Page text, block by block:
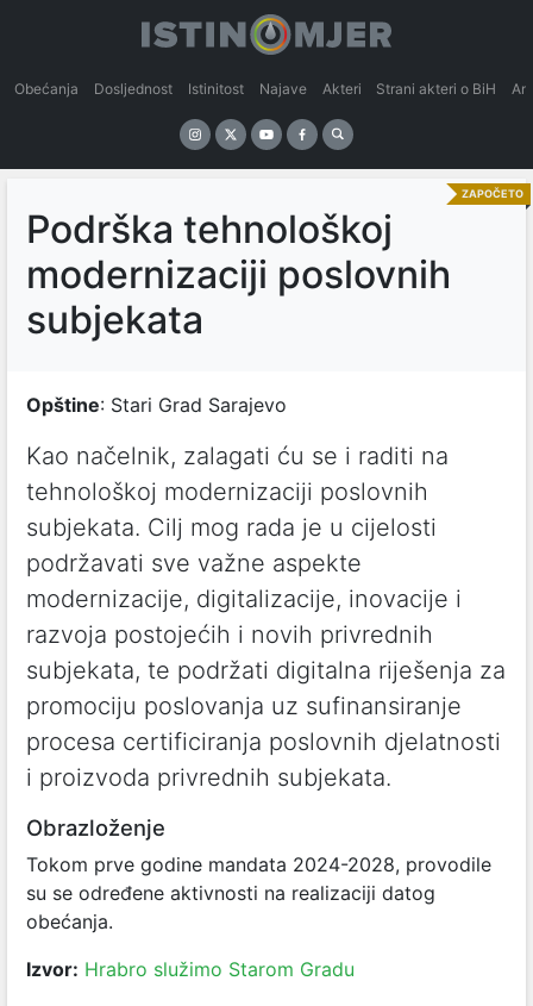
Obećanja Dosljednost Istinitost Najave Akteri Strani akteri o BiH
ZAPOČETO
Podrška tehnološkoj
modernizaciji poslovnih
subjekata
Opštine: Stari Grad Sarajevo
Kao načelnik, zalagati ću se i raditi na
tehnološkoj modernizaciji poslovnih
subjekata. Cilj mog rada je u cijelosti
podržavati sve važne aspekte
modernizacije, digitalizacije, inovacije i
razvoja postojećih i novih privrednih
subjekata, te podržati digitalna riješenja za
promociju poslovanja uz sufinansiranje
procesa certificiranja poslovnih djelatnosti
i proizvoda privrednih subjekata.
Obrazloženje
Tokom prve godine mandata 2024-2028, provodile
su se određene aktivnosti na realizaciji datog
obećanja.
Izvor: Hrabro služimo Starom Gradu